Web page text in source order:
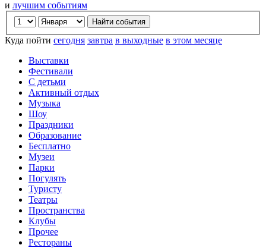
и лучшим событиям
Куда пойти сегодня завтра в выходные в этом месяце
Выставки
Фестивали
С детьми
Активный отдых
Музыка
Шоу
Праздники
Образование
Бесплатно
Музеи
Парки
Погулять
Туристу
Театры
Пространства
Клубы
Прочее
Рестораны